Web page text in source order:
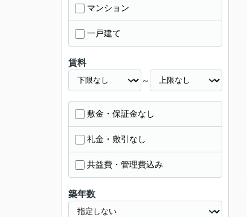
マンション
一戸建て
賃料
～
敷金・保証金なし
礼金・敷引なし
共益費・管理費込み
築年数